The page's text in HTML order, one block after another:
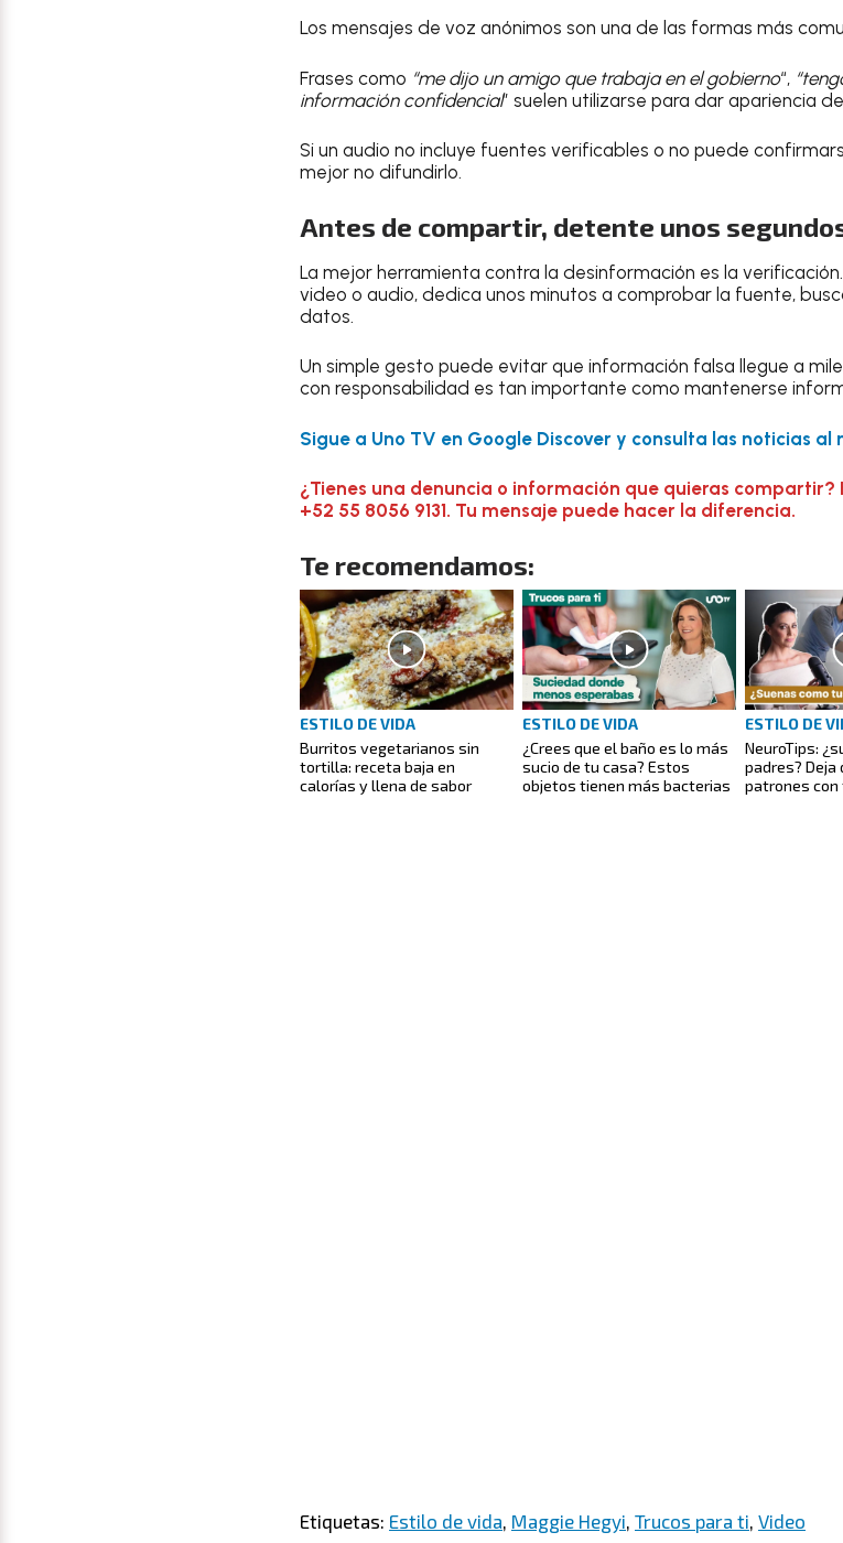
Los mensajes de voz anónimos son una de las formas más
Frases como “me dijo un amigo que trabaja en el gobierno“,
información confidencial” suelen utilizarse para dar apariencia
Si un audio no incluye fuentes verificables o no puede
mejor no difundirlo.
Antes de compartir, detente unos
La mejor herramienta contra la desinformación es la
video o audio, dedica unos minutos a comprobar la fuente,
datos.
Un simple gesto puede evitar que información falsa llegue a
con responsabilidad es tan importante como mantenerse
Sigue a Uno TV en Google Discover y consulta las noticias al
¿Tienes una denuncia o información que quieras compartir?
+52 55 8056 9131. Tu mensaje puede hacer la diferencia.
Te recomendamos:
ESTILO DE VIDA
Burritos vegetarianos sin
tortilla: receta baja en
calorías y llena de sabor
ESTILO DE VIDA
¿Crees que el baño es lo más
sucio de tu casa? Estos
objetos tienen más bacterias
ESTILO DE
NeuroTips:
padres? Deja
patrones con
Etiquetas: Estilo de vida Maggie Hegyi Trucos para ti Video